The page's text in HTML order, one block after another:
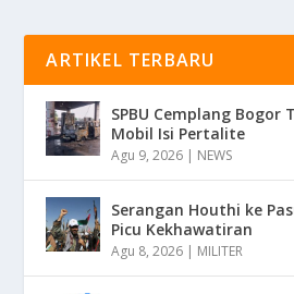
ARTIKEL TERBARU
SPBU Cemplang Bogor
Mobil Isi Pertalite
Agu 9, 2026 | NEWS
Serangan Houthi ke
Picu Kekhawatiran
Agu 8, 2026 | MILITER